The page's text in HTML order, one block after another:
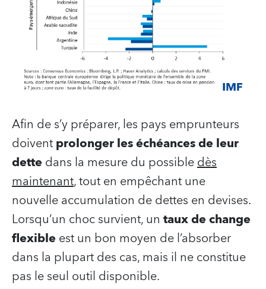
Afin de s’y préparer, les pays emprunteurs
doiventprolonger les échéances de leur
dettedans la mesure du possibledès
maintenant, tout en empêchant une
nouvelle accumulation de dettes en devises.
Lorsqu’un choc survient, un taux de change
flexibleest un bon moyen de l’absorber
dans la plupart des cas, mais il ne constitue
pas le seul outil disponible.